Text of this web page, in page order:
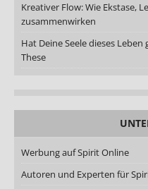
Kreativer Flow: Wie Ekstase,
zusammenwirken
Hat Deine Seele dieses
These
Werbung auf Spirit Online
Autoren und Experten für